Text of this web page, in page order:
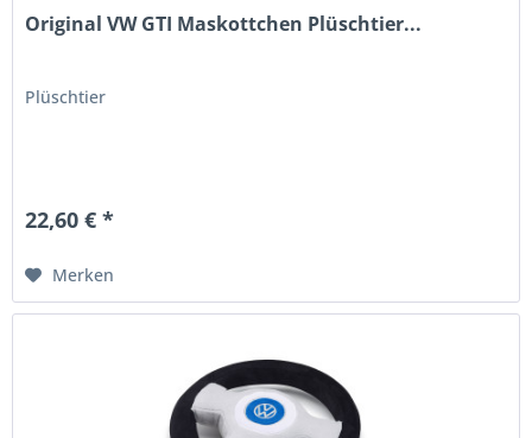
Original VW GTI Maskottchen Plüschtier...
Plüschtier
22,60 € *
Merken